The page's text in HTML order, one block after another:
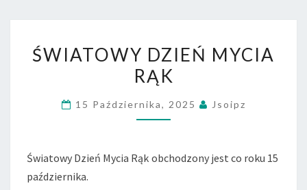
DZIEŃ
MYCIA
ŚWIATOWY DZIEŃ MYCIA
RĄK
15 Października, 2025 Jsoipz
Światowy Dzień Mycia Rąk obchodzony jest co roku 15
października.